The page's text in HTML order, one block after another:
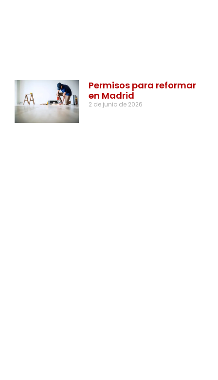
Permisos para reformar
en Madrid
2 de junio de 2026